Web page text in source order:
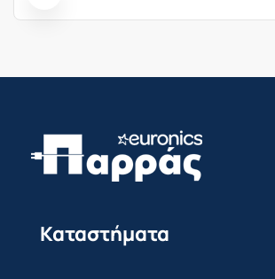
Καταστήματα